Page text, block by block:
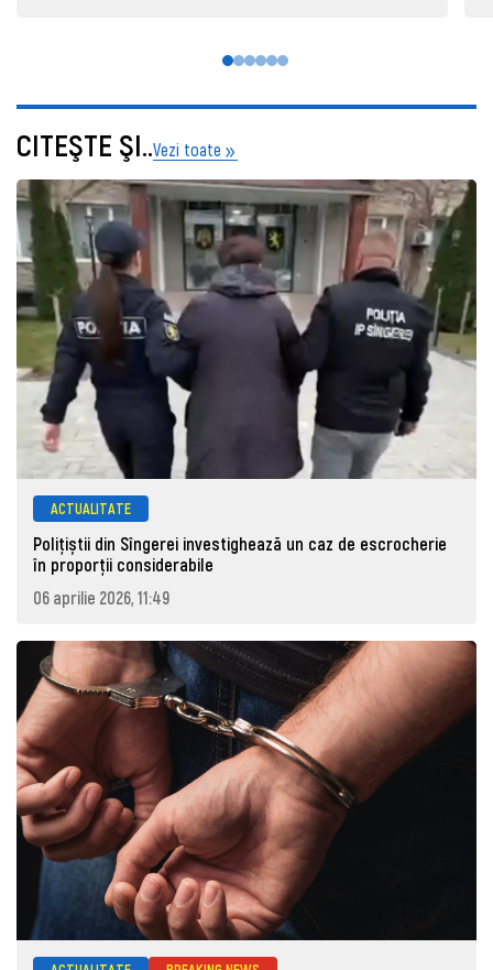
CITEŞTE ŞI..Vezi toate
ACTUALITATE
Polițiștii din Sîngerei investighează un caz de escrocherie
în proporții considerabile
06 aprilie 2026, 11:49